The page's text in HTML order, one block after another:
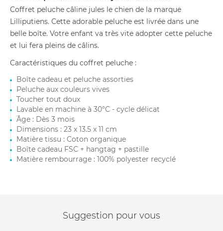
Coffret peluche câline jules le chien de la marque
Lilliputiens. Cette adorable peluche est livrée dans une
belle boîte. Votre enfant va très vite adopter cette peluche
et lui fera pleins de câlins.
Caractéristiques du coffret peluche :
Boîte cadeau et peluche assorties
Peluche aux couleurs vives
Toucher tout doux
Lavable en machine à 30°C - cycle délicat
Âge : Dès 3 mois
Dimensions : 23 x 13.5 x 11 cm
Matière tissu : Coton organique
Boîte cadeau FSC + hangtag + pastille
Matière rembourrage : 100% polyester recyclé
Suggestion pour vous